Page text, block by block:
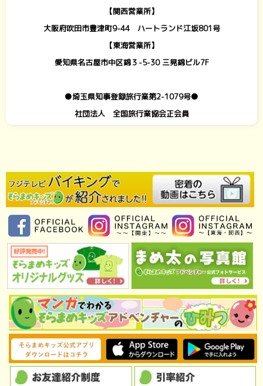
【関西営業所】
大阪府吹田市豊津町9-44 ハートランド江坂801号
【東海営業所】
愛知県名古屋市中区錦３-5-30 三晃錦ビル7F
●埼玉県知事登録旅行業第2-1079号●
社団法人 全国旅行業協会正会員